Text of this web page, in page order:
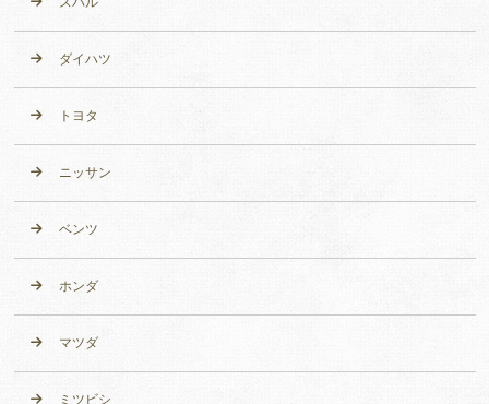
ダイハツ
トヨタ
ニッサン
ベンツ
ホンダ
マツダ
ミツビシ